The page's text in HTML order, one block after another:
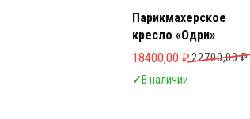
Парикмахерское
кресло «Одри»
22700,00₽
Первоначальная цена
18400,00 ₽
Текущая цена:
✓ В наличии